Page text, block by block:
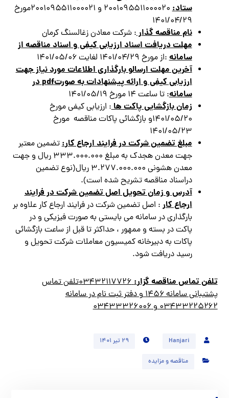
ستاد:
۲۰۰۱۰۹۵۵۱۱۰۰۰۰۲۰ و ۲۰۰۱۰۹۵۵۱۱۰۰۰۰۲۱مورخ
۱۴۰۱/۰۴/۲۹
نام مناقصه گذار: شركت معادن زغالسنگ كرمان
مهلت دریافت اسناد ارزيابي كيفي و اسناد مناقصه از
سامانه:از مورخ ۱۴۰۱/۰۴/۲۹ لغايت ۱۴۰۱/۰۵/۰۶
آخرين مهلت ارسالو بارگذاري اطلاعات مورد نياز جهت
ارزيابي كيفي و ارائه پیشنهادات به صورتpdfدر
سامانه: تا ساعت ۱۴ مورخ ۱۴۰۱/۰۵/۱۹
زمان بازگشایی پاکت ها: ارزيابي كيفي مورخ
۱۴۰۱/۰۵/۲۰و بازگشائي پاكات مناقصه مورخ
۱۴۰۱/۰۵/۲۳
مبلغ تضمین شرکت در فرایند ارجاع کار:تضمين معتبر
جهت معدن هجدك به مبلغ ۳۳۳.۰۰۰.۰۰۰ ريال و جهت
معدن هشوني ۳.۲۷۷.۰۰۰.۰۰۰ ريال(نوع تضمين
دراسناد مناقصه تشريح شده است).
آدرس و زمان تحويل اصل تضمين شركت در فرايند
ارجاع كار : اصل تضمين شركت در فرايند ارجاع كار علاوه بر
بارگذاري در سامانه مي بايستي به صورت فيزيكي و در
پاكت در بسته و ممهور ، حداكثر تا قبل از ساعت بازگشائي
پاكات به دبيرخانه كميسيون معاملات شركت تحويل و
رسيد دريافت شود.
تلفن تماس مناقصه گزار:۰۳۴۳۲۱۱۷۷۲۶
تلفن تماس
پشتيباني سامانه۱۴۵۶و دفتر ثبت نام در سامانه
۰۳۴۳۳۲۲۵۲۶۲و۰۳۴۳۳۳۲۶۰۰۶
Hanjari ۲۹ تیر ۱۴۰۱
مناقصه و مزایده